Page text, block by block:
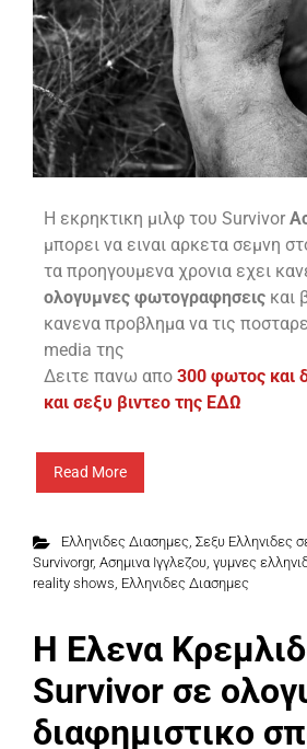
Η εκρηκτικη μιλφ του Survivor
μπορει να ειναι αρκετα σεμνη
τα προηγουμενα χρονια εχει
ολογυμνες φωτογραφησεις και
κανενα προβλημα να τις
media της
Δειτε πανω απο 300 φωτος και
και σεξυ βιντεο της ΕΔΩ
Read More
Ελληνιδες Διασημες, Σεξυ Ελληνιδες
Survivorgr, Ασημινα Ιγγλεζου γυμνες
reality shows Ελληνιδες Διασημες
H Ελενα
Survivor σε
διαφημιστικο